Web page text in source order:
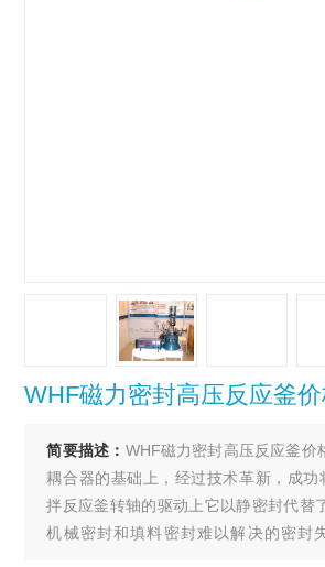
WHF磁力密封高压反应釜
简要描述： WHF磁力密封高压反应釜价
耦合器的基础上，经过技术革新，成功
拌反应釜转轴的驱动上它以静密封代替
机械密封和填料密封难以解决的密封